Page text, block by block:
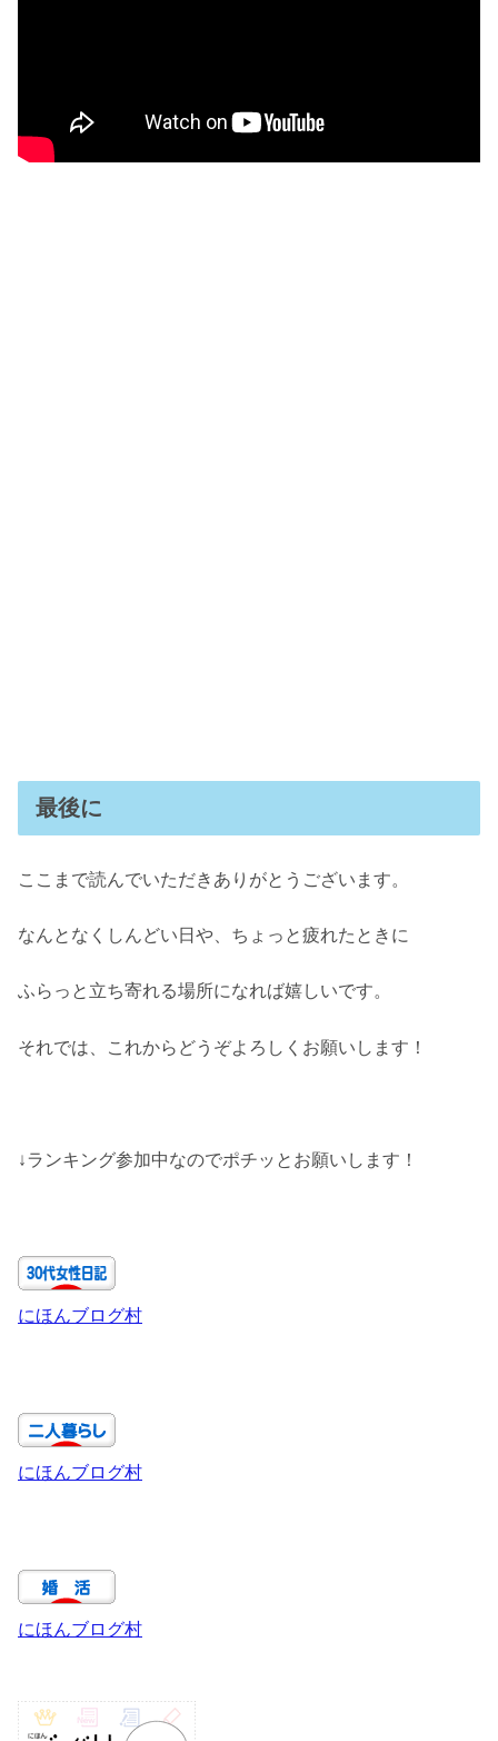
最後に
ここまで読んでいただきありがとうございます。
なんとなくしんどい日や、ちょっと疲れたときに
ふらっと立ち寄れる場所になれば嬉しいです。
それでは、これからどうぞよろしくお願いします！
↓ランキング参加中なのでポチッとお願いします！
にほんブログ村
にほんブログ村
にほんブログ村